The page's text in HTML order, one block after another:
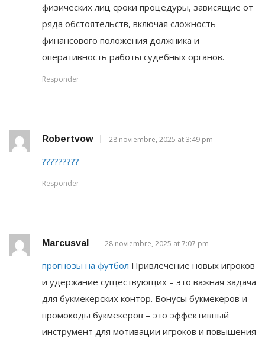
физических лиц сроки процедуры, зависящие от
ряда обстоятельств, включая сложность
финансового положения должника и
оперативность работы судебных органов.
Responder
Robertvow 28 noviembre, 2025 at 3:49 pm
?????????
Responder
Marcusval 28 noviembre, 2025 at 7:07 pm
прогнозы на футбол Привлечение новых игроков
и удержание существующих – это важная задача
для букмекерских контор. Бонусы букмекеров и
промокоды букмекеров – это эффективный
инструмент для мотивации игроков и повышения